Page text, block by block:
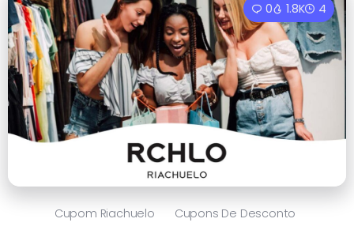
0 1.8K 4
Cupom Riachuelo Cupons De Desconto